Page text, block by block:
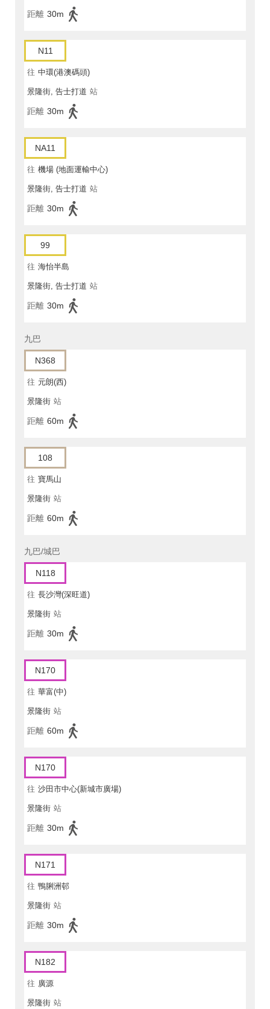
距離 30m
N11
往 中環(港澳碼頭)
景隆街, 告士打道 站
距離 30m
NA11
往 機場 (地面運輸中心)
景隆街, 告士打道 站
距離 30m
99
往 海怡半島
景隆街, 告士打道 站
距離 30m
九巴
N368
往 元朗(西)
景隆街 站
距離 60m
108
往 寶馬山
景隆街 站
距離 60m
九巴/城巴
N118
往 長沙灣(深旺道)
景隆街 站
距離 30m
N170
往 華富(中)
景隆街 站
距離 60m
N170
往 沙田市中心(新城市廣場)
景隆街 站
距離 30m
N171
往 鴨脷洲邨
景隆街 站
距離 30m
N182
往 廣源
景隆街 站